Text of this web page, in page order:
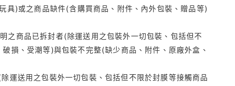
)或之商品缺件(含購買商品、附件、內外包裝、贈品等)
之商品已拆封者(除運送用之包裝外一切包裝、包括但不
損、受潮等)與包裝不完整(缺少商品、附件、原廠外盒、
運送用之包裝外一切包裝、包括但不限於封膜等接觸商品